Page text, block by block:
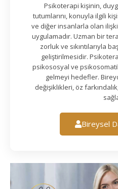
Psikoterapi kişinin,
tutumlarını, konuyla ilgili
ve diğer insanlarla olan
uygulamadır. Uzman bir
zorluk ve sıkıntılarıyla
geliştirilmesidir.
psikososyal ve
gelmeyi hedefler.
değişiklikleri, öz
Bireysel